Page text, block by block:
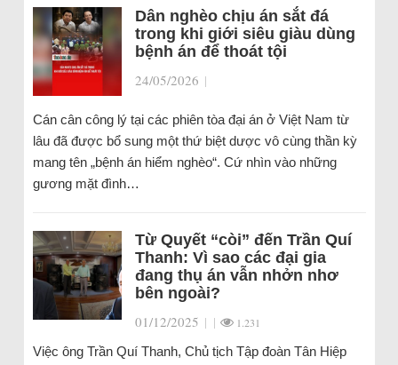
Dân nghèo chịu án sắt đá
trong khi giới siêu giàu dùng
bệnh án để thoát tội
24/05/2026 |
Cán cân công lý tại các phiên tòa đại án ở Việt Nam từ
lâu đã được bổ sung một thứ biệt dược vô cùng thần kỳ
mang tên „bệnh án hiểm nghèo“. Cứ nhìn vào những
gương mặt đình…
Từ Quyết “còi” đến Trần Quí
Thanh: Vì sao các đại gia
đang thụ án vẫn nhởn nhơ
bên ngoài?
01/12/2025 | | 1.231
Việc ông Trần Quí Thanh, Chủ tịch Tập đoàn Tân Hiệp